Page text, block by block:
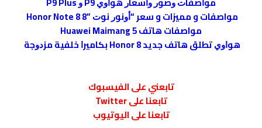
مواصفات و مميزات و سعر “ﺃﻭﻧﻮﺭ ﻧﻮﺕ ”8 Honor Note 8
مواصفات هاتف Huawei Maimang 5
ﻫﻮﺍﻭﻱ تطلق هاتف جديد Honor 8 ﺑﻜﺎﻣﻴﺮﺍ ﺧﻠﻔﻴﺔ ﻣﺰﺩﻭﺟﺔ
تابعني على الفيسبوك
تابعنا على Twitter
تابعنا على اليوتيوب